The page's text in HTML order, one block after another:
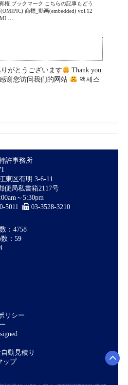
権 ブックマーク こちらの記事もどう
商標_動画(embedded) vol.12
…
がとうございます
Thank you
感谢您访问我们的网站
액세스
許事務所
東区有明 3-6-11
便局私書箱2117号
～5:30pm
5011
03-3528-3210
：4758
：59
リシー
動見積り
ップ